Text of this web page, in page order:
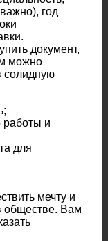
год
документ,
можно
солидную
работы и
для
мечту и
обществе. Вам